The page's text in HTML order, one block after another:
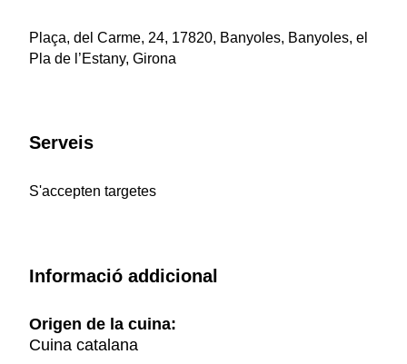
Plaça, del Carme, 24, 17820, Banyoles, Banyoles, el
Pla de l’Estany, Girona
Serveis
S'accepten targetes
Informació addicional
Origen de la cuina:
Cuina catalana